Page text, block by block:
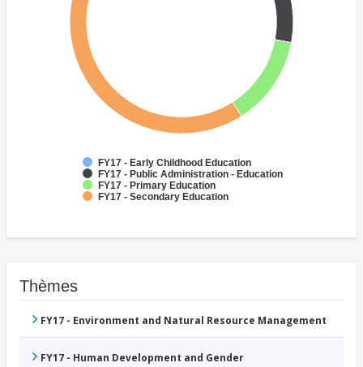
FY17 - Early Childhood Education
FY17 - Public Administration - Education
FY17 - Primary Education
FY17 - Secondary Education
Thèmes
FY17 - Environment and Natural Resource Management
FY17 - Human Development and Gender